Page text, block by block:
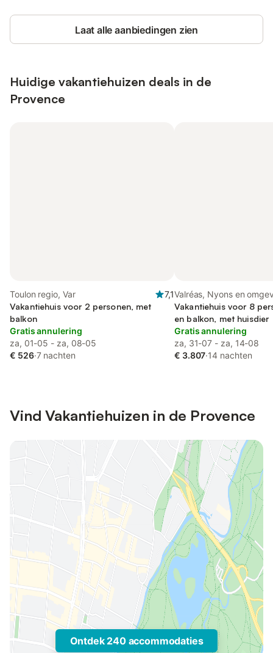
Laat alle aanbiedingen zien
Huidige vakantiehuizen deals in de
Provence
Toulon regio, Var
7,1
Vakantiehuis voor 2 personen, met
balkon
Gratis annulering
za, 01-05 - za, 08-05
€ 526·7 nachten
Valréas, Nyons en
Vakantiehuis voor 8
en balkon, met huisdier
Gratis annulering
za, 31-07 - za, 14-08
€ 3.807·14 nachten
Vind Vakantiehuizen in de Provence
Ontdek 240 accommodaties